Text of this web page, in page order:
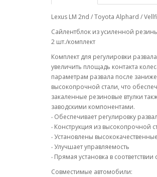
Lexus LM 2nd / Toyota Alphard /
Сайлентблок из усиленной
2 шт./комплект
Комплект для регулировки
увеличить площадь контакта
параметрам развала после
высокопрочной стали, что
закаленные резиновые втулки
заводскими компонентами.
‧ Обеспечивает регулировку
‧ Конструкция из высокопрочной
‧ Установлены
‧ Улучшает управляемость
‧ Прямая установка в
Совместимые автомобили: